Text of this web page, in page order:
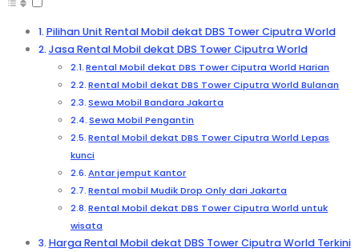
Pilihan Unit Rental Mobil dekat DBS Tower Ciputra World
Jasa Rental Mobil dekat DBS Tower Ciputra World
Rental Mobil dekat DBS Tower Ciputra World Harian
Rental Mobil dekat DBS Tower Ciputra World Bulanan
Sewa Mobil Bandara Jakarta
Sewa Mobil Pengantin
Rental Mobil dekat DBS Tower Ciputra World Lepas
kunci
Antar jemput Kantor
Rental mobil Mudik Drop Only dari Jakarta
Rental Mobil dekat DBS Tower Ciputra World untuk
wisata
Harga Rental Mobil dekat DBS Tower Ciputra World Terkini